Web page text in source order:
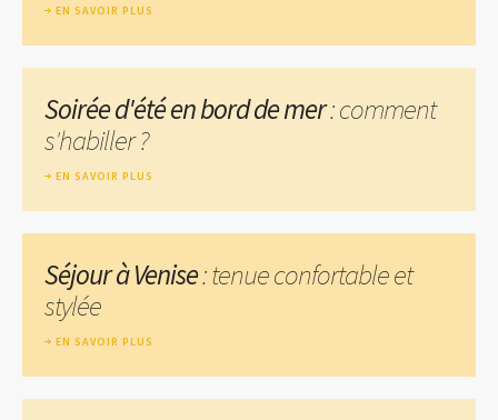
EN SAVOIR PLUS
Soirée d'été en bord de mer: comment
s'habiller ?
EN SAVOIR PLUS
Séjour à Venise: tenue confortable et
stylée
EN SAVOIR PLUS